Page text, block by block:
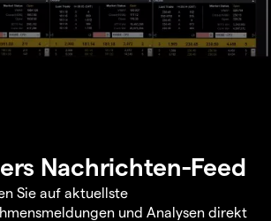
Nachrichten-Feed
Sie auf aktuellste
und Analysen direkt